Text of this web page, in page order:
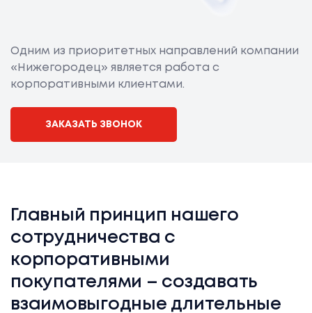
Одним из приоритетных направлений компании
«Нижегородец» является работа с
корпоративными клиентами.
ЗАКАЗАТЬ ЗВОНОК
Главный принцип нашего
сотрудничества с
корпоративными
покупателями – создавать
взаимовыгодные длительные